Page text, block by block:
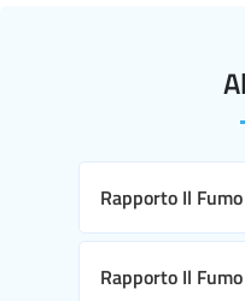
Rapporto Il
Rapporto Il